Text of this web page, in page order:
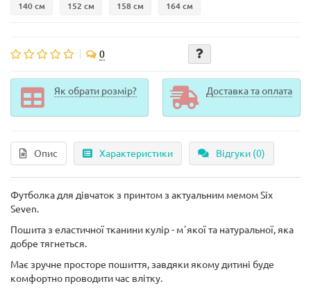
140 см 152 см 158 см 164 см
0
Як обрати розмір? Доставка та оплата
Опис Характеристики Відгуки (0)
Футболка для дівчаток з принтом з актуальним мемом Six
Seven.
Пошита з еластичної тканини кулір - мʼякої та натуральної, яка
добре тягнеться.
Має зручне просторе пошиття, завдяки якому дитині буде
комфортно проводити час влітку.